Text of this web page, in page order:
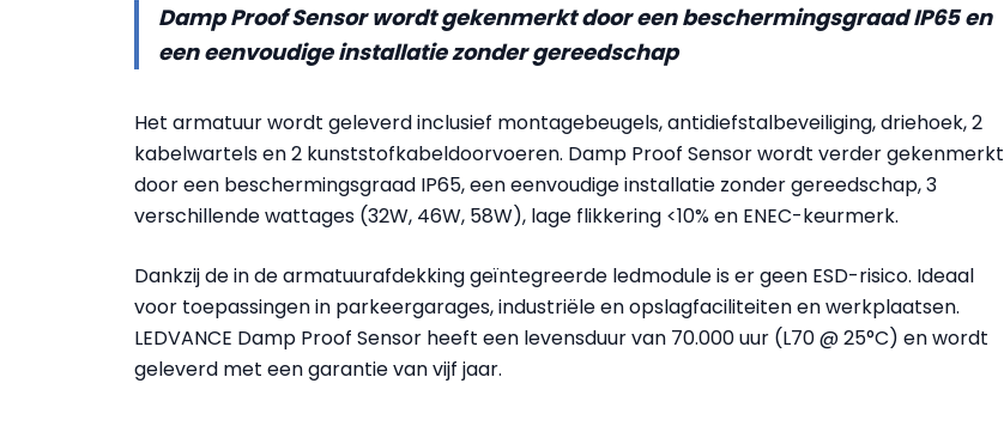
Damp Proof Sensor wordt gekenmerkt door een beschermingsgraad IP65 en
een eenvoudige installatie zonder gereedschap
Het armatuur wordt geleverd inclusief montagebeugels, antidiefstalbeveiliging, driehoek, 2
kabelwartels en 2 kunststofkabeldoorvoeren. Damp Proof Sensor wordt verder gekenmerkt
door een beschermingsgraad IP65, een eenvoudige installatie zonder gereedschap, 3
verschillende wattages (32W, 46W, 58W), lage flikkering <10% en ENEC-keurmerk.
Dankzij de in de armatuurafdekking geïntegreerde ledmodule is er geen ESD-risico. Ideaal
voor toepassingen in parkeergarages, industriële en opslagfaciliteiten en werkplaatsen.
LEDVANCE Damp Proof Sensor heeft een levensduur van 70.000 uur (L70 @ 25°C) en wordt
geleverd met een garantie van vijf jaar.